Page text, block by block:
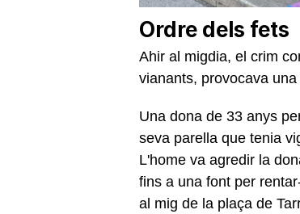
Ordre dels fets
Ahir al migdia, el crim
vianants, provocava
Una dona de 33 anys
seva parella que tenia
L'home va agredir la
fins a una font per
al mig de la plaça de